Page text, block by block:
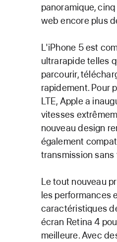
panoramique,
web encore plus
L'iPhone 5 est
ultrarapide telles
parcourir,
rapidement. Pour
LTE, Apple a
vitesses
nouveau design
également
transmission
Le tout nouveau
les performances
caractéristiques
écran Retina 4
meilleure. Avec